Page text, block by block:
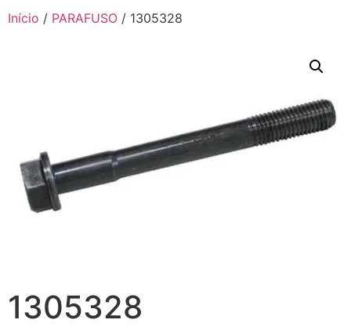
Início / PARAFUSO / 1305328
1305328